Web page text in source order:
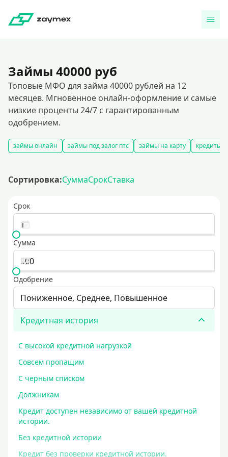
Займы 40000 руб
Топовые МФО для займа 40000 рублей на 12
месяцев. Мгновенное онлайн-оформление и самые
низкие проценты 24/7 с гарантированным
одобрением.
займы онлайн займы под залог птс займы на карту кредиты
Сортировка:СуммаСрокСтавка
Срок
Сумма
Одобрение
Пониженное, Среднее, Повышенное
Кредитная история
С высокой кредитной нагрузкой
Совсем пропащим
С черным списком
Должникам
Кредит доступен независимо от вашей кредитной
истории.
Без кредитной истории
Кредит без проверки кредитной истории.